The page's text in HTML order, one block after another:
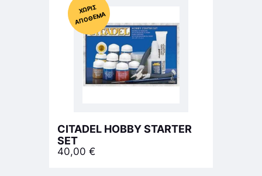
Χ
ΩΡΊΣ
Α
Π
Ό
ΘΕ
ΜΑ
CITADEL HOBBY STARTER
SET
40,00 €